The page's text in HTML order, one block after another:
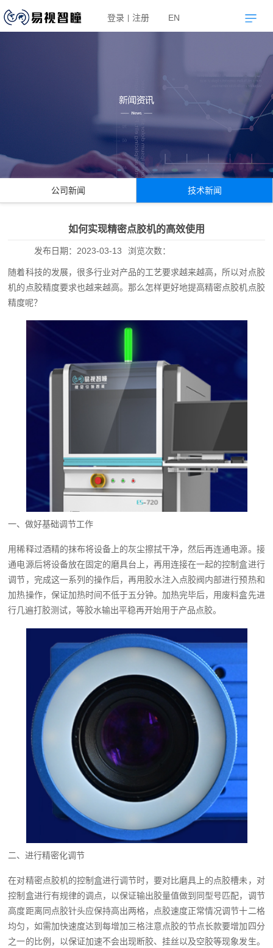
登录 注册 EN
公司新闻 技术新闻
如何实现精密点胶机的高效使用
发布日期： 2023-03-13 浏览次数：
随着科技的发展，很多行业对产品的工艺要求越来越高，所以对点胶
机的点胶精度要求也越来越高。那么怎样更好地提高精密点胶机点胶
精度呢？
一、做好基础调节工作
用稀释过酒精的抹布将设备上的灰尘擦拭干净，然后再连通电源。接
通电源后将设备放在固定的磨具台上，再用连接在一起的控制盒进行
调节，完成这一系列的操作后，再用胶水注入点胶阀内部进行预热和
加热操作，保证加热时间不低于五分钟。加热完毕后，用废料盒先进
行几遍打胶测试，等胶水输出平稳再开始用于产品点胶。
二、进行精密化调节
在对精密点胶机的控制盒进行调节时，要对比磨具上的点胶槽未，对
控制盒进行有规律的调点，以保证输出胶量值做到同型号匹配，调节
高度距离同点胶针头应保持高出两格，点胶速度正常情况调节十二格
均匀，如需加快速度达到每增加三格注意点胶的节点长款要增加四分
之一的比例，以保证加速不会出现断胶、挂丝以及空胶等现象发生。